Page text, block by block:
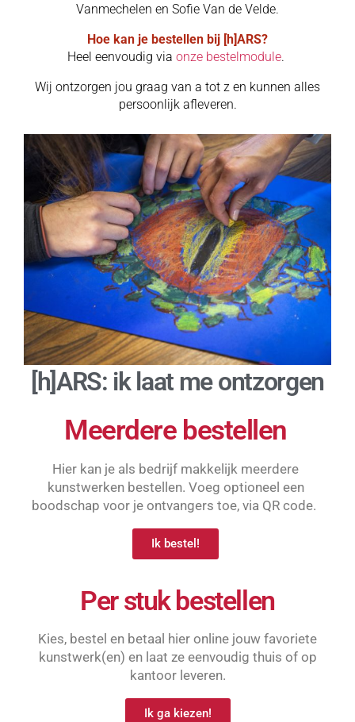
Vanmechelen en Sofie Van de Velde.
Hoe kan je bestellen bij [h]ARS?
Heel eenvoudig via onze bestelmodule.
Wij ontzorgen jou graag van a tot z en kunnen alles
persoonlijk afleveren.
[h]ARS: ik laat me ontzorgen
Meerdere bestellen
Hier kan je als bedrijf makkelijk meerdere
kunstwerken bestellen. Voeg optioneel een
boodschap voor je ontvangers toe, via QR code.
Ik bestel!
Per stuk bestellen
Kies, bestel en betaal hier online jouw favoriete
kunstwerk(en) en laat ze eenvoudig thuis of op
kantoor leveren.
Ik ga kiezen!